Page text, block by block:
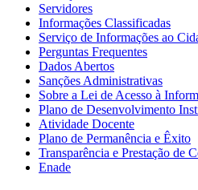
Servidores
Informações Classificadas
Serviço de Informações ao
Perguntas Frequentes
Dados Abertos
Sanções Administrativas
Sobre a Lei de Acesso à
Plano de Desenvolvimento
Atividade Docente
Plano de Permanência e Êxito
Transparência e Prestação de
Enade